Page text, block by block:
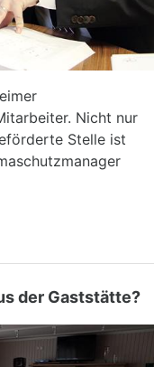
Nicht nur
Stelle ist
der Gaststätte?